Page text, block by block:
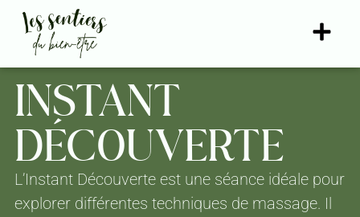
INSTANT
DÉCOUVERTE
L’Instant Découverte est une séance idéale pour
explorer différentes techniques de massage. Il